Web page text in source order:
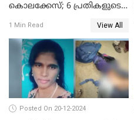
കൊലക്കേസ്‌; 6 പ്രതികളുടെ
1 Min Read View All
Posted On 20-12-2024